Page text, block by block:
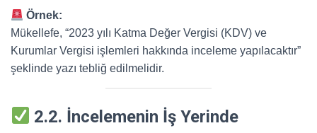
Örnek:
Mükellefe, “2023 yılı Katma Değer Vergisi (KDV) ve
Kurumlar Vergisi işlemleri hakkında inceleme yapılacaktır”
şeklinde yazı tebliğ edilmelidir.
2.2. İncelemenin İş Yerinde